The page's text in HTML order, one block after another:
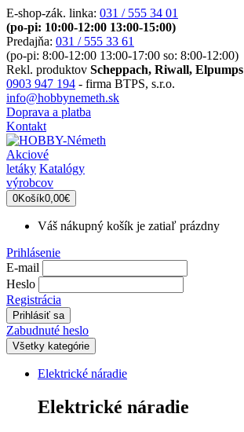
E-shop-zák. linka: 031 / 555 34 01
(po-pi: 10:00-12:00 13:00-15:00)
Predajňa: 031 / 555 33 61
(po-pi: 8:00-12:00 13:00-17:00 so: 8:00-12:00)
Rekl. produktov Scheppach, Riwall, Elpumps
0903 947 194 - firma BTPS, s.r.o.
info@hobbynemeth.sk
Doprava a platba
Kontakt
Akciové
letáky Katalógy
výrobcov
0Košík0,00€
Váš nákupný košík je zatiaľ prázdny
Prihlásenie
E-mail
Heslo
Registrácia
Zabudnuté heslo
Všetky kategórie
Elektrické náradie
Elektrické náradie